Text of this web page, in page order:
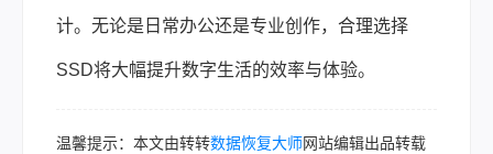
计。无论是日常办公还是专业创作，合理选择
SSD将大幅提升数字生活的效率与体验。
温馨提示：本文由转转数据恢复大师网站编辑出品转载